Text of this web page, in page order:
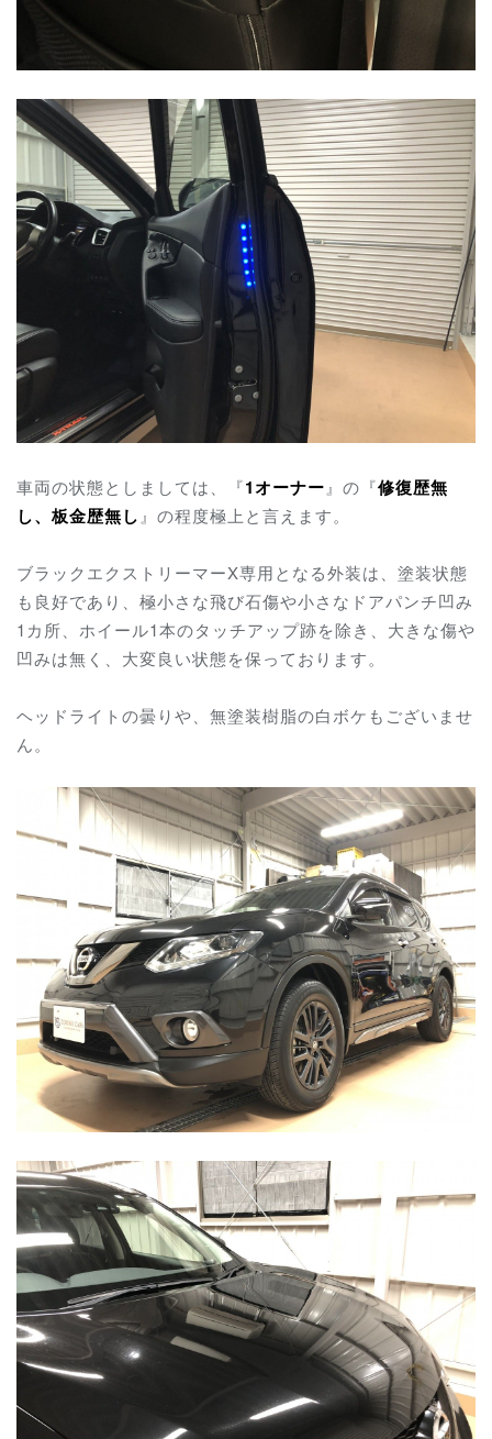
車両の状態としましては、『1オーナー 』の『修復歴無
し、板金歴無し 』の程度極上と言えます。
ブラックエクストリーマーX専用となる外装は、塗装状態
も良好であり、極小さな飛び石傷や小さなドアパンチ凹み
1カ所、ホイール1本のタッチアップ跡を除き、大きな傷や
凹みは無く、大変良い状態を保っております。
ヘッドライトの曇りや、無塗装樹脂の白ボケもございませ
ん。